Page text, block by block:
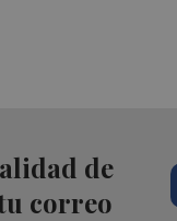
de
correo